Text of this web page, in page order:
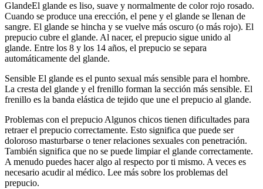
GlandeEl glande es liso, suave y normalmente de color rojo rosado.
Cuando se produce una erección, el pene y el glande se llenan de
sangre. El glande se hincha y se vuelve más oscuro (o más rojo). El
prepucio cubre el glande. Al nacer, el prepucio sigue unido al
glande. Entre los 8 y los 14 años, el prepucio se separa
automáticamente del glande.
Sensible El glande es el punto sexual más sensible para el hombre.
La cresta del glande y el frenillo forman la sección más sensible. El
frenillo es la banda elástica de tejido que une el prepucio al glande.
Problemas con el prepucio Algunos chicos tienen dificultades para
retraer el prepucio correctamente. Esto significa que puede ser
doloroso masturbarse o tener relaciones sexuales con penetración.
También significa que no se puede limpiar el glande correctamente.
A menudo puedes hacer algo al respecto por ti mismo. A veces es
necesario acudir al médico. Lee más sobre los problemas del
prepucio.